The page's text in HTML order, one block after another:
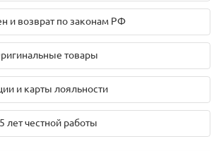
и возврат по законам РФ
товары
и карты лояльности
лет честной работы